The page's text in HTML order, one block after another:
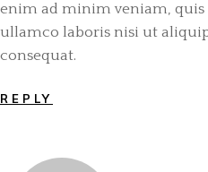
enim ad minim veniam,
ullamco laboris nisi ut
consequat.
REPLY